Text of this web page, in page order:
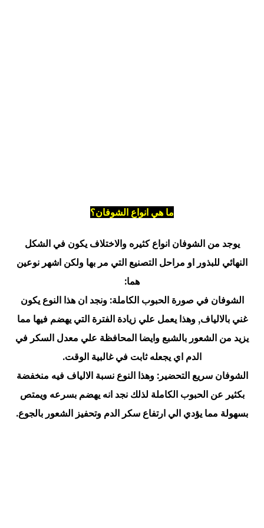
ما هي انواع الشوفان؟
يوجد من الشوفان انواع كثيره والاختلاف يكون في الشكل
النهائي للبذور او مراحل التصنيع التي مر بها ولكن اشهر نوعين
هما:
الشوفان في صورة الحبوب الكاملة: ونجد ان هذا النوع يكون
غني بالالياف, وهذا يعمل علي زيادة الفترة التي يهضم فيها مما
يزيد من الشعور بالشبع وايضا المحافظة علي معدل السكر في
الدم اي يجعله ثابت في غالبية الوقت.
الشوفان سريع التحضير: وهذا النوع نسبة الالياف فيه منخفضة
بكثير عن الحبوب الكاملة لذلك نجد انه يهضم بسرعه ويمتص
بسهولة مما يؤدي الي ارتفاع سكر الدم وتحفيز الشعور بالجوع.